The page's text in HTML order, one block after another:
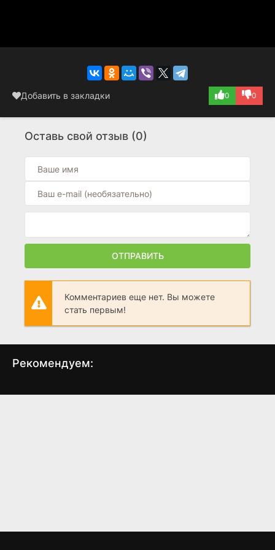
Добавить в закладки 0 0
Оставь свой отзыв (0)
ОТПРАВИТЬ
Комментариев еще нет. Вы можете
стать первым!
Рекомендуем:
1899 Медсестра